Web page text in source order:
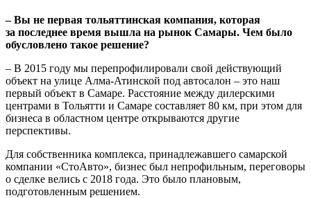
– Вы не первая тольяттинская компания, которая
за послед­нее время вышла на рынок Самары. Чем было
обусловлено такое решение?
– В 2015 году мы перепрофилировали свой действующий
объект на улице Алма-Атинской под автосалон – это наш
первый объект в Самаре. Расстояние между дилерскими
центрами в Тольятти и Самаре составляет 80 км, при этом для
бизнеса в областном цен­тре открываются другие
перспективы.
Для собственника комплекса, принадлежавшего самарской
ком­пании «СтоАвто», бизнес был непрофильным, переговоры
о сделке велись с 2018 года. Это было плановым,
подготовленным решением.